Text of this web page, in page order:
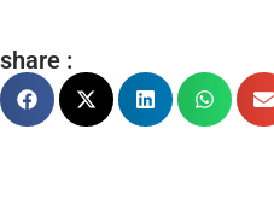
share :